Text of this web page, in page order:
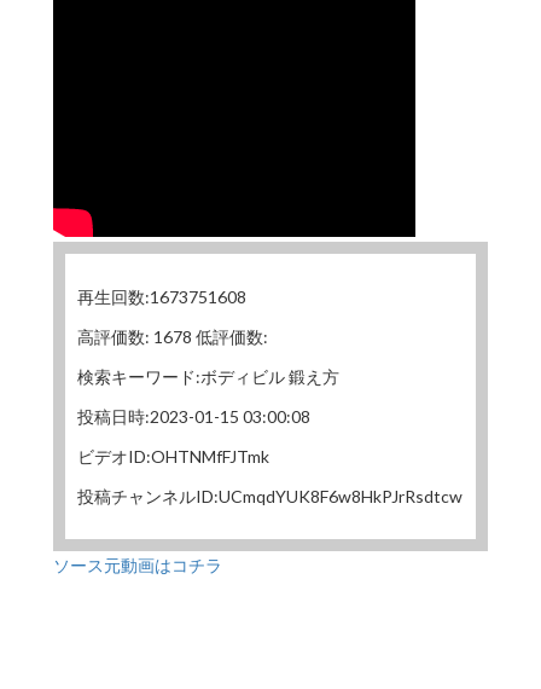
再生回数:1673751608
高評価数: 1678 低評価数:
検索キーワード:ボディビル 鍛え方
投稿日時:2023-01-15 03:00:08
ビデオID:OHTNMfFJTmk
投稿チャンネルID:UCmqdYUK8F6w8HkPJrRsdtcw
ソース元動画はコチラ